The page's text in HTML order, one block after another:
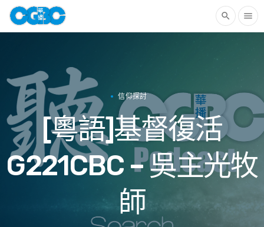
search menu
信仰探討
[粵語]基督復活
G221CBC – 吳主光牧
師